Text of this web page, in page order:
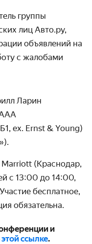
группы
лиц Авто.ру,
объявлений на
с жалобами
Ларин
ex. Ernst & Young)
(Краснодар,
с 13:00 до 14:00,
бесплатное,
обязательна.
и
этой ссылке.